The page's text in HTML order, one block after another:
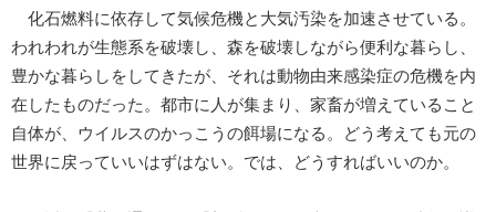
化石燃料に依存して気候危機と大気汚染を加速させている。
われわれが生態系を破壊し、森を破壊しながら便利な暮らし、
豊かな暮らしをしてきたが、それは動物由来感染症の危機を内
在したものだった。都市に人が集まり、家畜が増えていること
自体が、ウイルスのかっこうの餌場になる。どう考えても元の
世界に戻っていいはずはない。では、どうすればいいのか。